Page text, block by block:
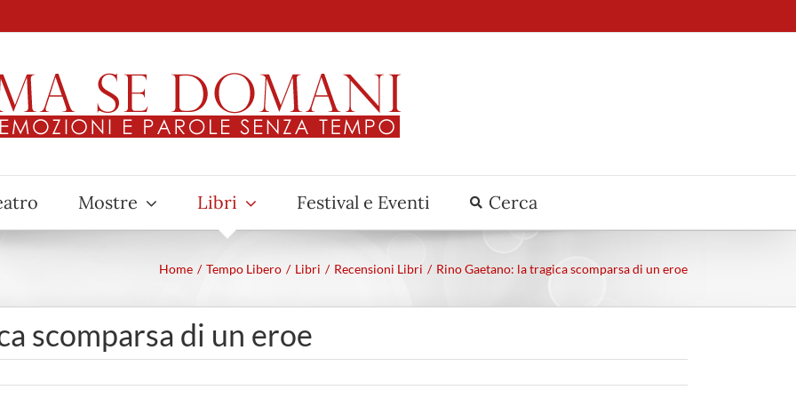
Mostre Libri Festival e Eventi Cerca
Home Tempo Libero Libri Recensioni Libri Rino Gaetano: la tragica scomparsa di un eroe
scomparsa di un eroe